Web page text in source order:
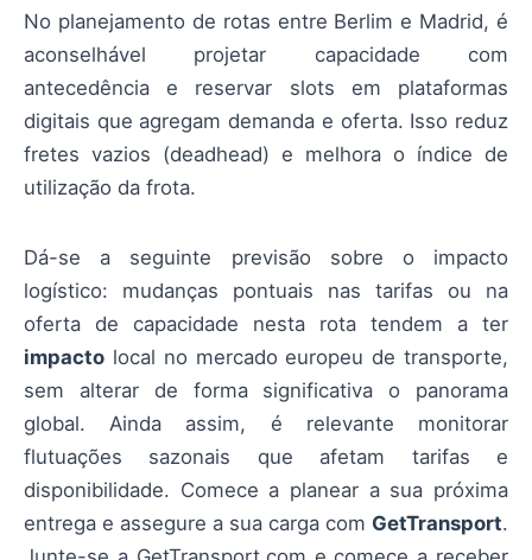
No planejamento de rotas entre Berlim e Madrid, é
aconselhável projetar capacidade com
antecedência e reservar slots em plataformas
digitais que agregam demanda e oferta. Isso reduz
fretes vazios (deadhead) e melhora o índice de
utilização da frota.
Dá-se a seguinte previsão sobre o impacto
logístico: mudanças pontuais nas tarifas ou na
oferta de capacidade nesta rota tendem a ter
impacto local no mercado europeu de transporte,
sem alterar de forma significativa o panorama
global. Ainda assim, é relevante monitorar
flutuações sazonais que afetam tarifas e
disponibilidade. Comece a planear a sua próxima
entrega e assegure a sua carga com GetTransport.